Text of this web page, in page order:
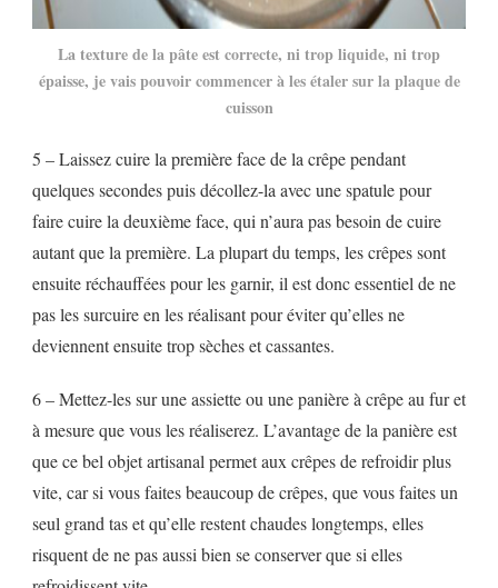
La texture de la pâte est correcte, ni trop liquide, ni trop
épaisse, je vais pouvoir commencer à les étaler sur la plaque de
cuisson
5 – Laissez cuire la première face de la crêpe pendant
quelques secondes puis décollez-la avec une spatule pour
faire cuire la deuxième face, qui n’aura pas besoin de cuire
autant que la première. La plupart du temps, les crêpes sont
ensuite réchauffées pour les garnir, il est donc essentiel de ne
pas les surcuire en les réalisant pour éviter qu’elles ne
deviennent ensuite trop sèches et cassantes.
6 – Mettez-les sur une assiette ou une panière à crêpe au fur et
à mesure que vous les réaliserez. L’avantage de la panière est
que ce bel objet artisanal permet aux crêpes de refroidir plus
vite, car si vous faites beaucoup de crêpes, que vous faites un
seul grand tas et qu’elle restent chaudes longtemps, elles
risquent de ne pas aussi bien se conserver que si elles